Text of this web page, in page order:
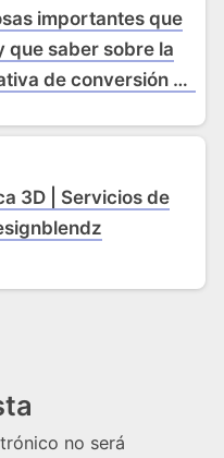
importantes que
que saber sobre la
de conversión de
3D | Servicios de
no será